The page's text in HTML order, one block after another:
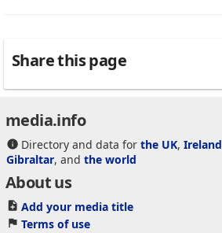
Share this page
media.info
Directory and data for the UK, Ireland
Gibraltar, and the world
About us
Add your media title
Terms of use